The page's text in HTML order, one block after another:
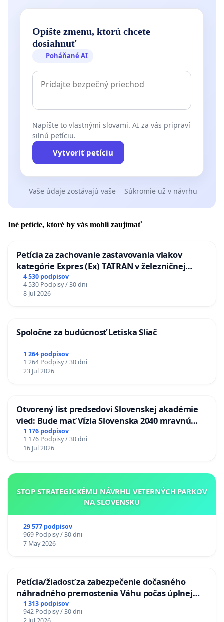
Opíšte zmenu, ktorú chcete
dosiahnuť
Poháňané AI
Napíšte to vlastnými slovami. AI za vás pripraví
silnú petíciu.
Vytvoriť petíciu
Vaše údaje zostávajú vaše Súkromie už v návrhu
Iné petície, ktoré by vás mohli zaujímať
Petícia za zachovanie zastavovania vlakov
kategórie Expres (Ex) TATRAN v železničnej
stanici Púchov
4 530 podpisov
4 530 Podpisy / 30 dni
8 Jul 2026
Spoločne za budúcnosť Letiska Sliač
1 264 podpisov
1 264 Podpisy / 30 dni
23 Jul 2026
Otvorený list predsedovi Slovenskej akadémie
vied: Bude mať Vízia Slovenska 2040 mravnú
chrbticu?
1 176 podpisov
1 176 Podpisy / 30 dni
16 Jul 2026
STOP STRATEGICKÉMU NÁVRHU VETERNÝCH PARKOV
NA SLOVENSKU
29 577 podpisov
969 Podpisy / 30 dni
7 May 2026
Petícia/žiadosť za zabezpečenie dočasného
náhradného premostenia Váhu počas úplnej
uzávery Vážskeho mosta v Komárne
1 313 podpisov
942 Podpisy / 30 dni